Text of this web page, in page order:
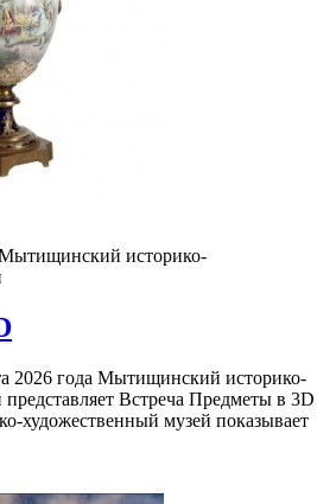
историко-
2026 года Мытищинский историко-
Встреча Предметы в 3D
художественный музей показывает